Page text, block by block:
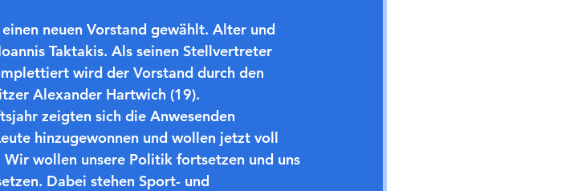
neuen Vorstand gewählt. Alter und
Taktakis. Als seinen Stellvertreter
wird der Vorstand durch den
Alexander Hartwich (19).
zeigten sich die Anwesenden
hinzugewonnen und wollen jetzt voll
wollen unsere Politik fortsetzen und uns
Dabei stehen Sport- und